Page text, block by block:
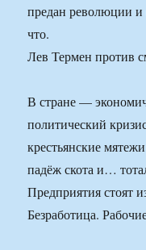
предан революции и
что.
Лев Термен против
В стране —
политический
крестьянские
падёж скота и…
Предприятия стоят
Безработица.